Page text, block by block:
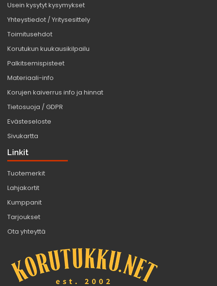
Usein kysytyt kysymykset
Yhteystiedot / Yritysesittely
Toimitusehdot
Korutukun kuukausikilpailu
Palkitsemispisteet
Materiaali-info
Korujen kaiverrus info ja hinnat
Tietosuoja / GDPR
Evästeseloste
Sivukartta
Linkit
Tuotemerkit
Lahjakortit
Kumppanit
Tarjoukset
Ota yhteyttä